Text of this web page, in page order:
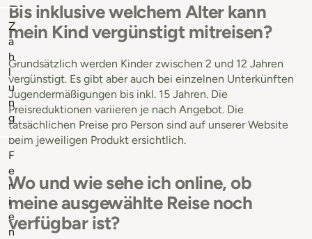
Bis inklusive welchem Alter kann
mein Kind vergünstigt mitreisen?
Grundsätzlich werden Kinder zwischen 2 und 12 Jahren
vergünstigt. Es gibt aber auch bei einzelnen Unterkünften
Jugendermäßigungen bis inkl. 15 Jahren. Die
Preisreduktionen variieren je nach Angebot. Die
tatsächlichen Preise pro Person sind auf unserer Website
beim jeweiligen Produkt ersichtlich.
Wo und wie sehe ich online, ob
meine ausgewählte Reise noch
verfügbar ist?
Z
a
h
l
u
n
g
F
e
r
i
e
n